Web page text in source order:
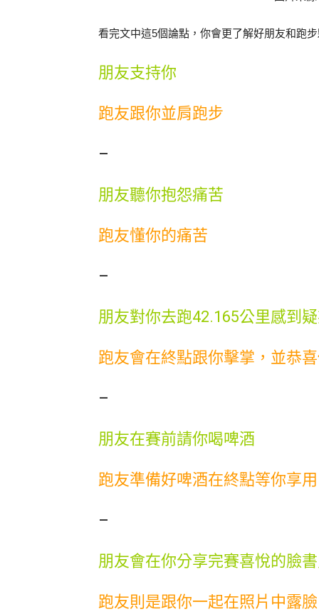
看完文中這5個論點，你會更了解好朋友和跑
朋友支持你
跑友跟你並肩跑步
–
朋友聽你抱怨痛苦
跑友懂你的痛苦
–
朋友對你去跑42.165公里感到
跑友會在終點跟你擊掌，並恭
–
朋友在賽前請你喝啤酒
跑友準備好啤酒在終點等你享
–
朋友會在你分享完賽喜悅的臉
跑友則是跟你一起在照片中露